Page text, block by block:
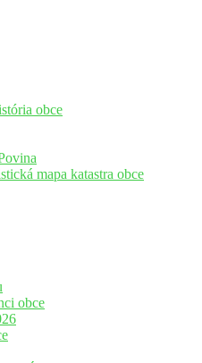
obce
mapa katastra obce
obce